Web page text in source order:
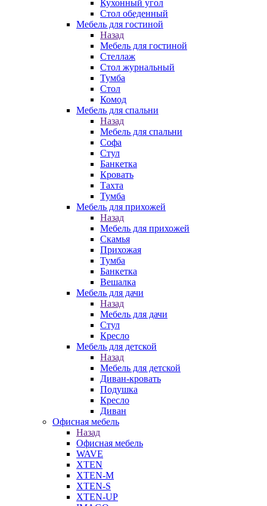
Кухонный угол
Стол обеденный
Мебель для гостиной
Назад
Мебель для гостиной
Стеллаж
Стол журнальный
Тумба
Стол
Комод
Мебель для спальни
Назад
Мебель для спальни
Софа
Стул
Банкетка
Кровать
Тахта
Тумба
Мебель для прихожей
Назад
Мебель для прихожей
Скамья
Прихожая
Тумба
Банкетка
Вешалка
Мебель для дачи
Назад
Мебель для дачи
Стул
Кресло
Мебель для детской
Назад
Мебель для детской
Диван-кровать
Подушка
Кресло
Диван
Офисная мебель
Назад
Офисная мебель
WAVE
XTEN
XTEN-M
XTEN-S
XTEN-UP